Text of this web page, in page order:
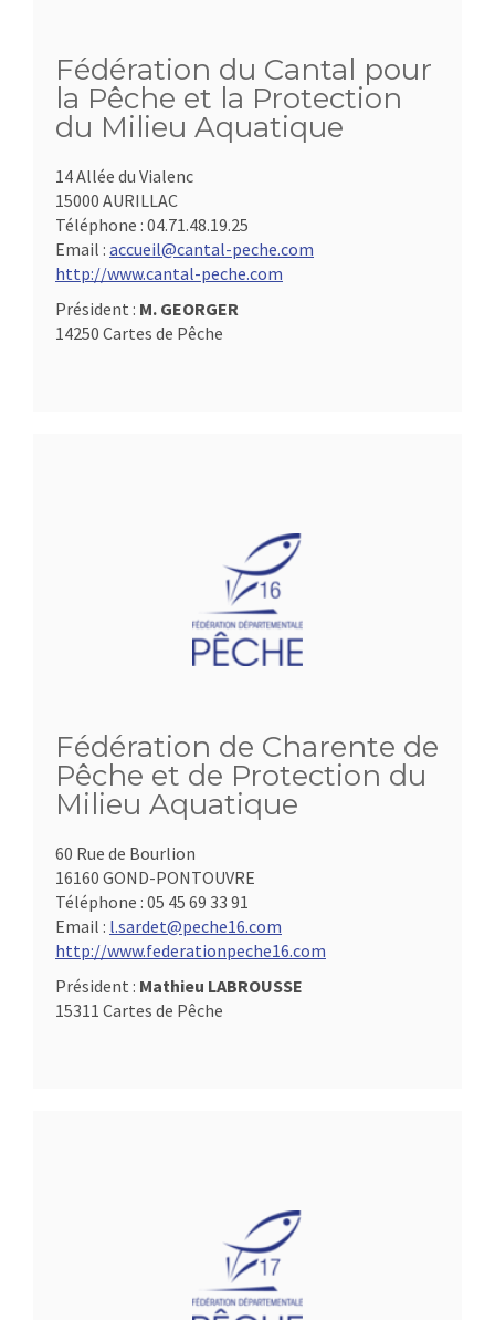
Fédération du Cantal pour
la Pêche et la Protection
du Milieu Aquatique
14 Allée du Vialenc
15000 AURILLAC
Téléphone : 04.71.48.19.25
Email : accueil@cantal-peche.com
http://www.cantal-peche.com
Président : M. GEORGER
14250 Cartes de Pêche
Fédération de Charente de
Pêche et de Protection du
Milieu Aquatique
60 Rue de Bourlion
16160 GOND-PONTOUVRE
Téléphone : 05 45 69 33 91
Email : l.sardet@peche16.com
http://www.federationpeche16.com
Président : Mathieu LABROUSSE
15311 Cartes de Pêche